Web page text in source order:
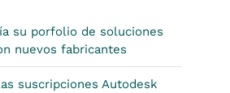
su porfolio de soluciones
nuevos fabricantes
suscripciones Autodesk